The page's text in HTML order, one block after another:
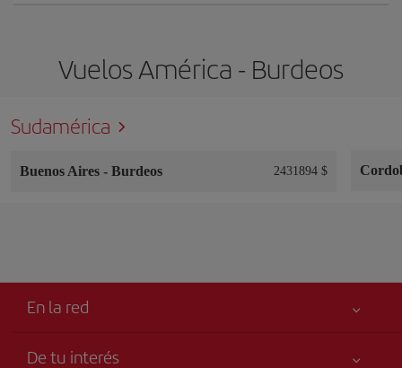
Vuelos América - Burdeos
Sudamérica
Buenos Aires - Burdeos 2431894 $
En la red
De tu interés